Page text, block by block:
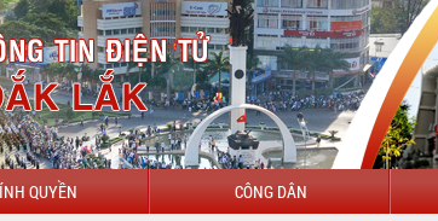
QUYỀN CÔNG DÂN